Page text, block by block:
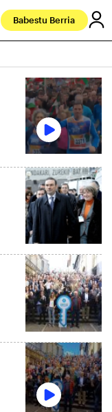
Babestu Berria